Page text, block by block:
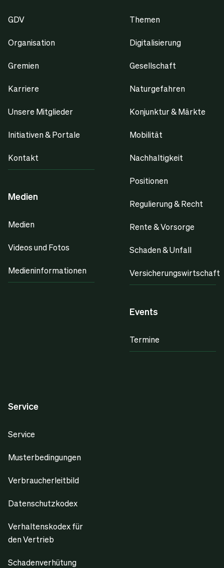
GDV
Organisation
Gremien
Karriere
Unsere Mitglieder
Initiativen & Portale
Kontakt
Medien
Medien
Videos und Fotos
Medieninformationen
Themen
Digitalisierung
Gesellschaft
Naturgefahren
Konjunktur & Märkte
Mobilität
Nachhaltigkeit
Positionen
Regulierung & Recht
Rente & Vorsorge
Schaden & Unfall
Versicherungswirtschaft
Events
Termine
Service
Service
Musterbedingungen
Verbraucherleitbild
Datenschutzkodex
Verhaltenskodex für
den Vertrieb
Schadenverhütung